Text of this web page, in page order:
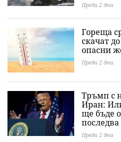
Преди 2 дни
Гореща
скачат
опасни
Преди 2 дни
Тръмп с
Иран:
ще бъде
Преди 2 дни